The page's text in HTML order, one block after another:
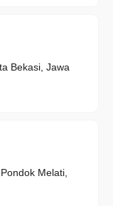
Bekasi, Jawa
Melati,